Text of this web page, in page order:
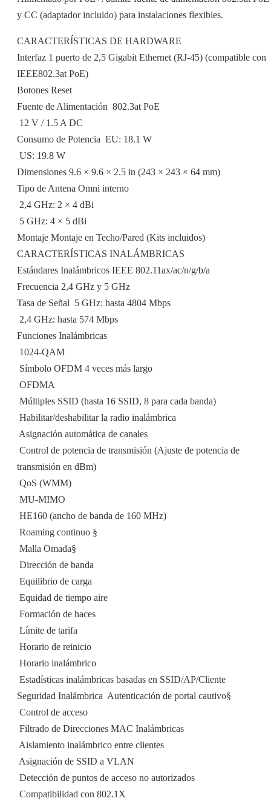
y CC (adaptador incluido) para instalaciones flexibles.
CARACTERÍSTICAS DE HARDWARE
Interfaz 1 puerto de 2,5 Gigabit Ethernet (RJ-45) (compatible con
IEEE802.3at PoE)
Botones Reset
Fuente de Alimentación  802.3at PoE
 12 V / 1.5 A DC
Consumo de Potencia  EU: 18.1 W
 US: 19.8 W
Dimensiones 9.6 × 9.6 × 2.5 in (243 × 243 × 64 mm)
Tipo de Antena Omni interno
 2,4 GHz: 2 × 4 dBi
 5 GHz: 4 × 5 dBi
Montaje Montaje en Techo/Pared (Kits incluidos)
CARACTERÍSTICAS INALÁMBRICAS
Estándares Inalámbricos IEEE 802.11ax/ac/n/g/b/a
Frecuencia 2,4 GHz y 5 GHz
Tasa de Señal  5 GHz: hasta 4804 Mbps
 2,4 GHz: hasta 574 Mbps
Funciones Inalámbricas
 1024-QAM
 Símbolo OFDM 4 veces más largo
 OFDMA
 Múltiples SSID (hasta 16 SSID, 8 para cada banda)
 Habilitar/deshabilitar la radio inalámbrica
 Asignación automática de canales
 Control de potencia de transmisión (Ajuste de potencia de
transmisión en dBm)
 QoS (WMM)
 MU-MIMO
 HE160 (ancho de banda de 160 MHz)
 Roaming continuo §
 Malla Omada§
 Dirección de banda
 Equilibrio de carga
 Equidad de tiempo aire
 Formación de haces
 Límite de tarifa
 Horario de reinicio
 Horario inalámbrico
 Estadísticas inalámbricas basadas en SSID/AP/Cliente
Seguridad Inalámbrica  Autenticación de portal cautivo§
 Control de acceso
 Filtrado de Direcciones MAC Inalámbricas
 Aislamiento inalámbrico entre clientes
 Asignación de SSID a VLAN
 Detección de puntos de acceso no autorizados
 Compatibilidad con 802.1X